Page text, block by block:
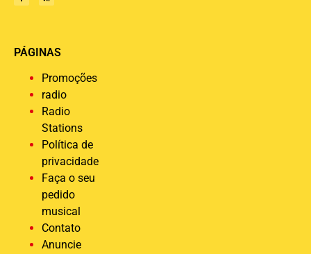
PÁGINAS
Promoções
radio
Radio
Stations
Política de
privacidade
Faça o seu
pedido
musical
Contato
Anuncie